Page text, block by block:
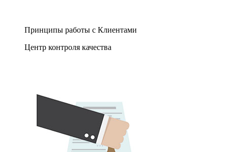
Принципы работы с Клиентами
Центр контроля качества